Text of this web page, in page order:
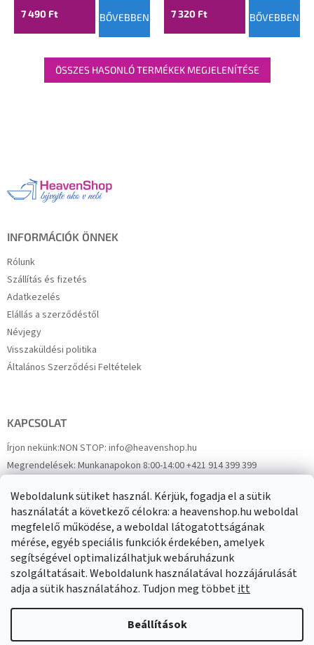
Weboldalunk sütiket használ. Kérjük, fogadja el a sütik
használatát a következő célokra: a heavenshop.hu weboldal
megfelelő működése, a weboldal látogatottságának
mérése, egyéb speciális funkciók érdekében, amelyek
segítségével optimalizálhatjuk webáruházunk
szolgáltatásait. Weboldalunk használatával hozzájárulását
adja a sütik használatához. Tudjon meg többetitt
Beállítások
7 490 Ft BŐVEBBEN 7 320 Ft BŐVEBBEN
ÖSSZES HASONLÓ TERMÉKEK MEGJELENÍTÉSE
INFORMÁCIÓK ÖNNEK
Rólunk
Szállítás és fizetés
Adatkezelés
Elállás a szerződéstől
Névjegy
Visszaküldési politika
Általános Szerződési Feltételek
KAPCSOLAT
Írjon nekünk:NON STOP: info@heavenshop.hu
Megrendelések:Munkanapokon 8:00-14:00 +421 914 399 399
FacebookHeavenShop.sk
Eredményeink